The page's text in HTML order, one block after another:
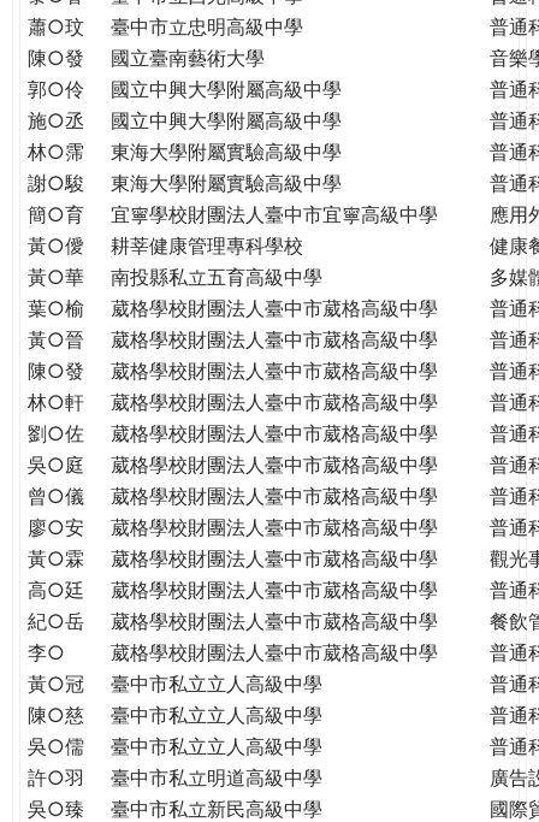
TODAY
THE
WORLD
TOMORROW
PUTTING
YOU
ON
THE
PATH
GLOBAL
CITIZENSHIP
蕭○玟
臺中市立忠明高級中學
普通
陳○發
國立臺南藝術大學
音樂
郭○伶
國立中興大學附屬高級中學
普通
施○丞
國立中興大學附屬高級中學
普通
林○霈
東海大學附屬實驗高級中學
普通
謝○駿
東海大學附屬實驗高級中學
普通
簡○育
宜寧學校財團法人臺中市宜寧高級中學
應用
黃○僾
耕莘健康管理專科學校
健康
黃○華
南投縣私立五育高級中學
多媒
葉○榆
葳格學校財團法人臺中市葳格高級中學
普通
黃○晉
葳格學校財團法人臺中市葳格高級中學
普通
陳○發
葳格學校財團法人臺中市葳格高級中學
普通
林○軒
葳格學校財團法人臺中市葳格高級中學
普通
劉○佐
葳格學校財團法人臺中市葳格高級中學
普通
吳○庭
葳格學校財團法人臺中市葳格高級中學
普通
曾○儀
葳格學校財團法人臺中市葳格高級中學
普通
廖○安
葳格學校財團法人臺中市葳格高級中學
普通
黃○霖
葳格學校財團法人臺中市葳格高級中學
觀光
高○廷
葳格學校財團法人臺中市葳格高級中學
普通
紀○岳
葳格學校財團法人臺中市葳格高級中學
餐飲
李○
葳格學校財團法人臺中市葳格高級中學
普通
黃○冠
臺中市私立立人高級中學
普通
陳○慈
臺中市私立立人高級中學
普通
吳○儒
臺中市私立立人高級中學
普通
許○羽
臺中市私立明道高級中學
廣告
吳○臻
臺中市私立新民高級中學
國際